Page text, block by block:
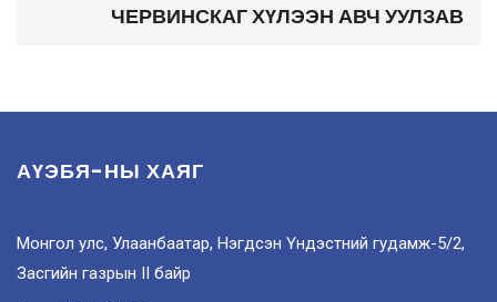
ЧЕРВИНСКАГ ХҮЛЭЭН АВЧ УУЛЗАВ
АҮЭБЯ-НЫ ХАЯГ
Монгол улс, Улаанбаатар, Нэгдсэн Үндэстний гудамж-5/2,
Засгийн газрын II байр